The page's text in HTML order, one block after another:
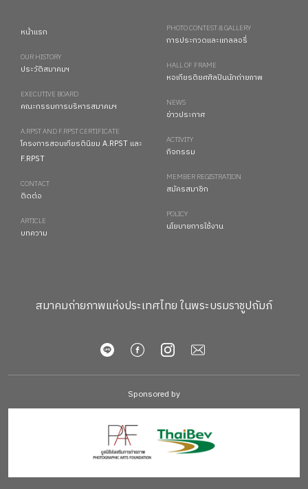
หน้าแรก
OUR HISTORY
ประวัติสมาคมฯ
EXECUTIVE BOARD
คณะกรรมการบริหารสมาคมฯ
A.RPST AND F.RPST CERTIFICATE
โครงการสอบเกียรตินิยม A.RPST และ
F.RPST
CONTACT
ติดต่อ
ARTICLE
บทความ
PHOTO CONTEST & GALLERY
การประกวดและแกลลอรี่
HALL OF FRAME
หอเกียรติยศศิลปินนักถ่ายภาพ
NEWS
ข่าวประกาศ
ACTIVITY
กิจกรรม
MEMBER REGISTRATION
สมัครสมาชิก
POLICY
นโยบายการใช้งาน
สมาคมถ่ายภาพแห่งประเทศไทย ในพระบรมราชูปถัมภ์
Sponsored by